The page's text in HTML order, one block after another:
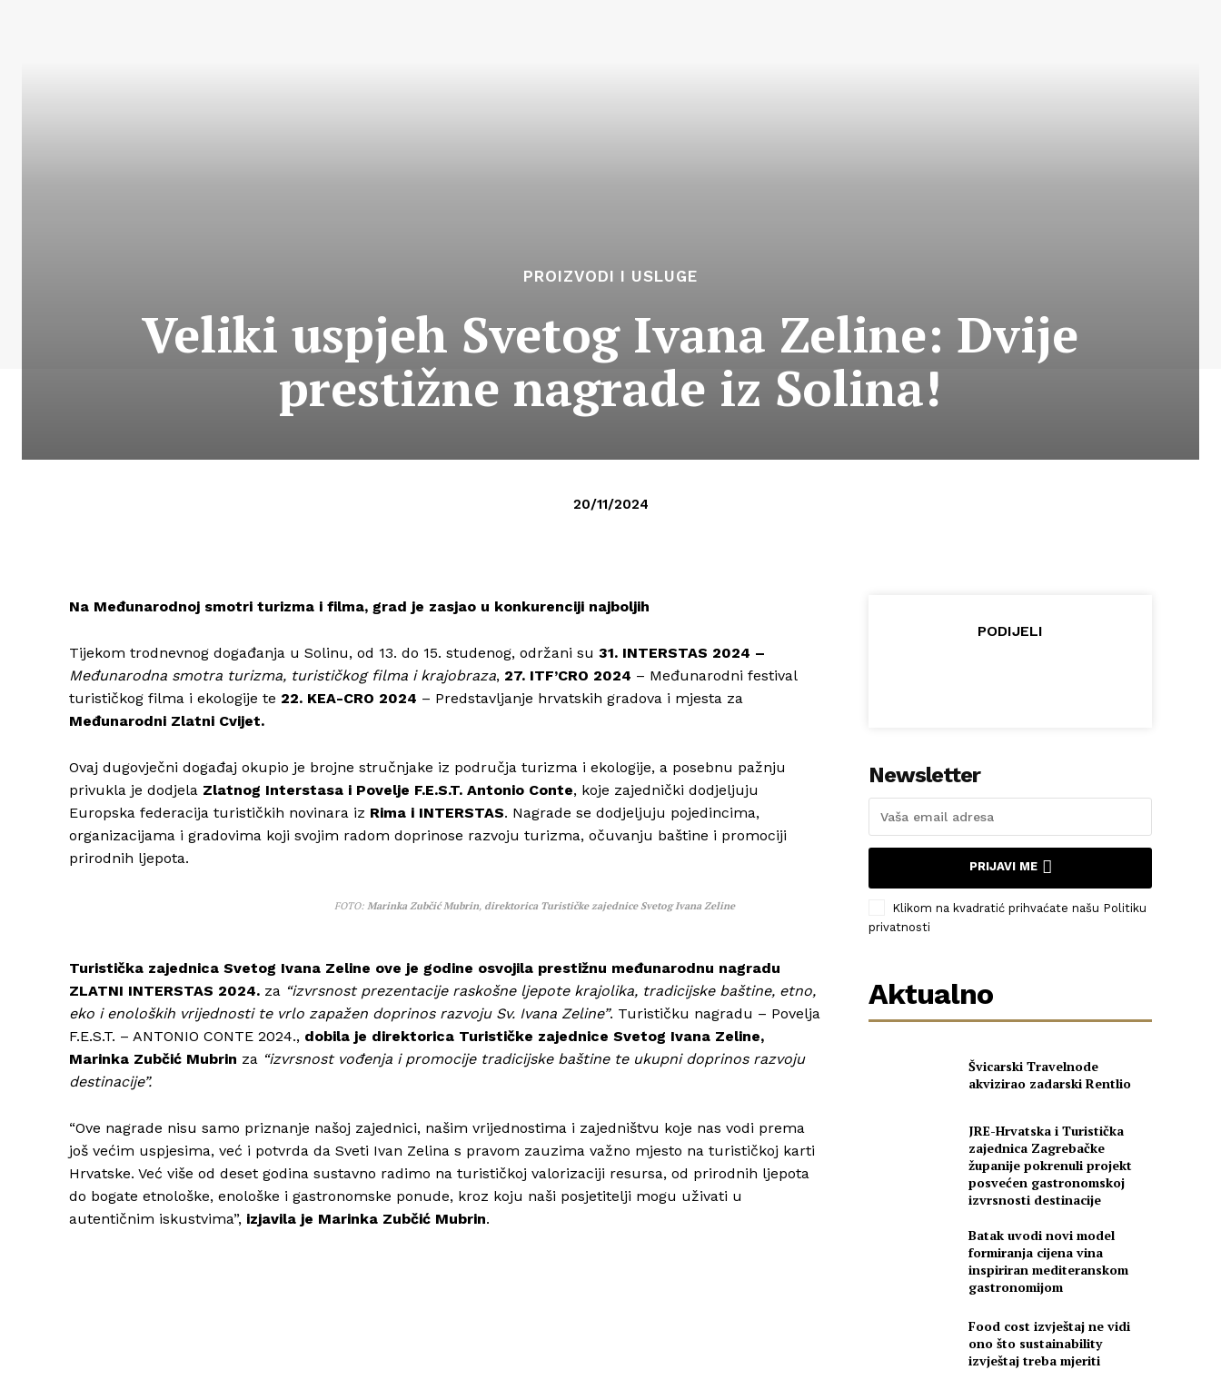
PROIZVODI I USLUGE
Veliki uspjeh Svetog Ivana Zeline: Dvije
prestižne nagrade iz Solina!
20/11/2024
Na Međunarodnoj smotri turizma i filma, grad je zasjao u konkurenciji najboljih
Tijekom trodnevnog događanja u Solinu, od 13. do 15. studenog, održani su 31. INTERSTAS 2024 –
Međunarodna smotra turizma, turističkog filma i krajobraza, 27. ITF’CRO 2024 – Međunarodni festival
turističkog filma i ekologije te 22. KEA-CRO 2024 – Predstavljanje hrvatskih gradova i mjesta za
Međunarodni Zlatni Cvijet.
Ovaj dugovječni događaj okupio je brojne stručnjake iz područja turizma i ekologije, a posebnu pažnju
privukla je dodjela Zlatnog Interstasa i Povelje F.E.S.T. Antonio Conte, koje zajednički dodjeljuju
Europska federacija turističkih novinara iz Rima i INTERSTAS. Nagrade se dodjeljuju pojedincima,
organizacijama i gradovima koji svojim radom doprinose razvoju turizma, očuvanju baštine i promociji
prirodnih ljepota.
FOTO: Marinka Zubčić Mubrin, direktorica Turističke zajednice Svetog Ivana Zeline
Turistička zajednica Svetog Ivana Zeline ove je godine osvojila prestižnu međunarodnu nagradu
ZLATNI INTERSTAS 2024. za “izvrsnost prezentacije raskošne ljepote krajolika, tradicijske baštine, etno,
eko i enoloških vrijednosti te vrlo zapažen doprinos razvoju Sv. Ivana Zeline”. Turističku nagradu – Povelja
F.E.S.T. – ANTONIO CONTE 2024., dobila je direktorica Turističke zajednice Svetog Ivana Zeline,
Marinka Zubčić Mubrin za “izvrsnost vođenja i promocije tradicijske baštine te ukupni doprinos razvoju
destinacije”.
“Ove nagrade nisu samo priznanje našoj zajednici, našim vrijednostima i zajedništvu koje nas vodi prema
još većim uspjesima, već i potvrda da Sveti Ivan Zelina s pravom zauzima važno mjesto na turističkoj karti
Hrvatske. Već više od deset godina sustavno radimo na turističkoj valorizaciji resursa, od prirodnih ljepota
do bogate etnološke, enološke i gastronomske ponude, kroz koju naši posjetitelji mogu uživati u
autentičnim iskustvima”, izjavila je Marinka Zubčić Mubrin.
PODIJELI
Newsletter
PRIJAVI ME
Klikom na kvadratić prihvaćate našu Politiku
privatnosti
Aktualno
Švicarski Travelnode
akvizirao zadarski Rentlio
JRE-Hrvatska i Turistička
zajednica Zagrebačke
županije pokrenuli projekt
posvećen gastronomskoj
izvrsnosti destinacije
Batak uvodi novi model
formiranja cijena vina
inspiriran mediteranskom
gastronomijom
Food cost izvještaj ne vidi
ono što sustainability
izvještaj treba mjeriti